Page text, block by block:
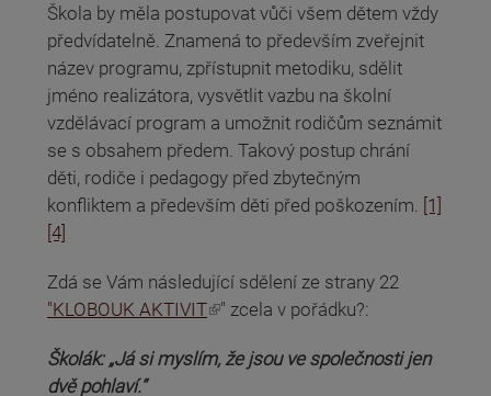
Škola by měla postupovat vůči všem dětem vždy
předvídatelně. Znamená to především zveřejnit
název programu, zpřístupnit metodiku, sdělit
jméno realizátora, vysvětlit vazbu na školní
vzdělávací program a umožnit rodičům seznámit
se s obsahem předem. Takový postup chrání
děti, rodiče i pedagogy před zbytečným
konfliktem a především děti před poškozením. [1]
[4]
Zdá se Vám následující sdělení ze strany 22
"KLOBOUK AKTIVIT
(odkaz je externí) " zcela v pořádku?:
Školák: „Já si myslím, že jsou ve společnosti jen
dvě pohlaví.“